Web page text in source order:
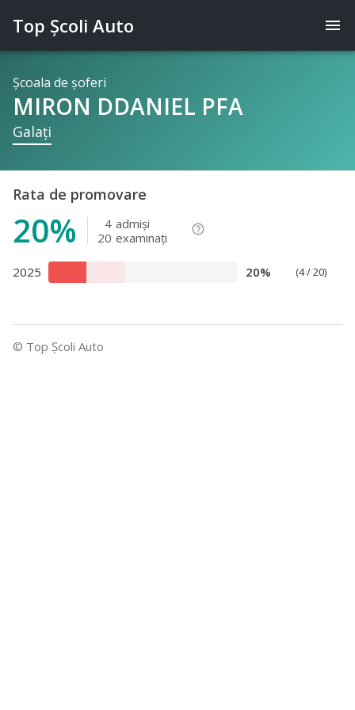
menu
Top Şcoli Auto
Şcoala de şoferi
MIRON DDANIEL PFA
Galaţi
Rata de promovare
20% 4 admişi
20 examinaţi
help_outline
2025 20% (4 / 20)
© Top Şcoli Auto